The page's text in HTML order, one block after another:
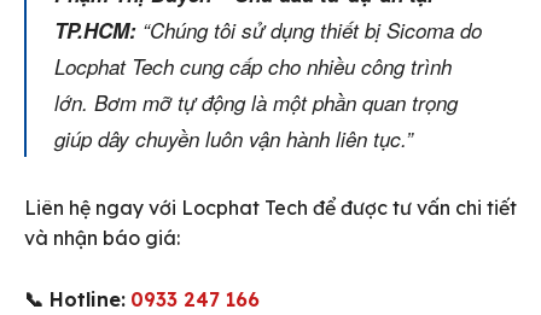
TP.HCM: “Chúng tôi sử dụng thiết bị Sicoma do
Locphat Tech cung cấp cho nhiều công trình
lớn. Bơm mỡ tự động là một phần quan trọng
giúp dây chuyền luôn vận hành liên tục.”
Liên hệ ngay với Locphat Tech để được tư vấn chi tiết
và nhận báo giá:
📞 Hotline: 0933 247 166